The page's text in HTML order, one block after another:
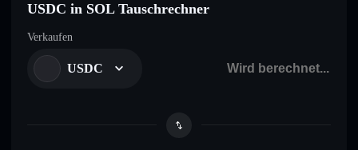
USDC in SOL Tauschrechner
Verkaufen
USDC